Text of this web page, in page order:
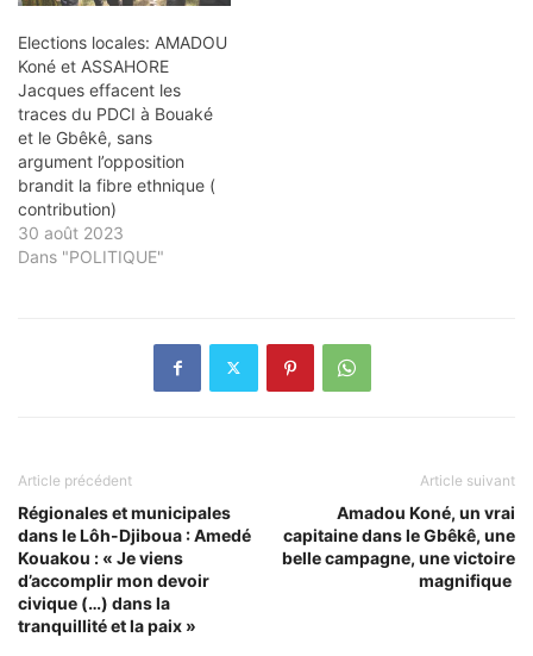
Elections locales: AMADOU
Koné et ASSAHORE
Jacques effacent les
traces du PDCI à Bouaké
et le Gbêkê, sans
argument l’opposition
brandit la fibre ethnique (
contribution)
30 août 2023
Dans "POLITIQUE"
Article précédent
Régionales et municipales
dans le Lôh-Djiboua : Amedé
Kouakou : « Je viens
d’accomplir mon devoir
civique (…) dans la
tranquillité et la paix »
Article suivant
Amadou Koné, un vrai
capitaine dans le Gbêkê, une
belle campagne, une victoire
magnifique